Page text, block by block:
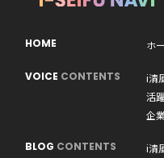
HOME ホ
VOICE CONTENTS
i清
活
企
BLOG CONTENTS i清